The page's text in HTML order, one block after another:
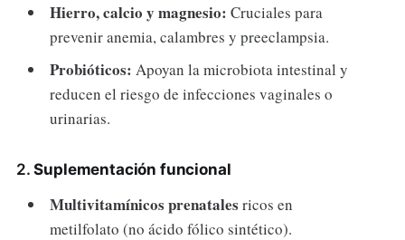
Hierro, calcio y magnesio: Cruciales para
prevenir anemia, calambres y preeclampsia.
Probióticos: Apoyan la microbiota intestinal y
reducen el riesgo de infecciones vaginales o
urinarias.
2.Suplementación funcional
Multivitamínicos prenatales ricos en
metilfolato (no ácido fólico sintético).